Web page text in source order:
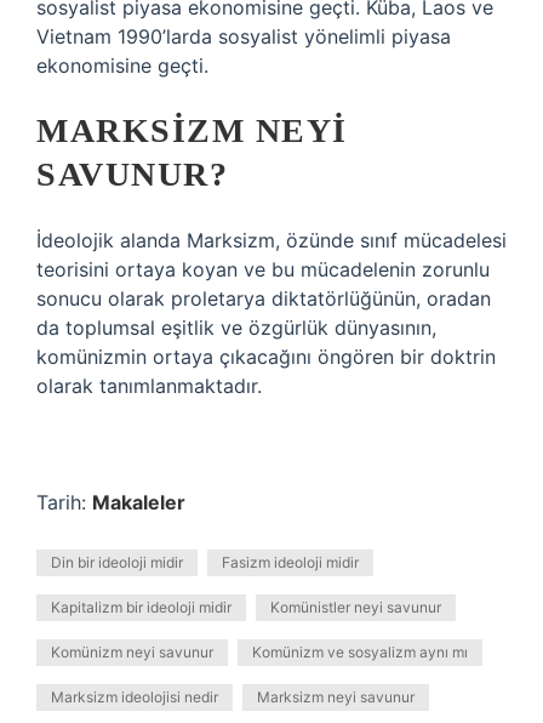
sosyalist piyasa ekonomisine geçti. Küba, Laos ve
Vietnam 1990’larda sosyalist yönelimli piyasa
ekonomisine geçti.
MARKSIZM NEYI
SAVUNUR?
İdeolojik alanda Marksizm, özünde sınıf mücadelesi
teorisini ortaya koyan ve bu mücadelenin zorunlu
sonucu olarak proletarya diktatörlüğünün, oradan
da toplumsal eşitlik ve özgürlük dünyasının,
komünizmin ortaya çıkacağını öngören bir doktrin
olarak tanımlanmaktadır.
Tarih: Makaleler
Din bir ideoloji midir Fasizm ideoloji midir
Kapitalizm bir ideoloji midir Komünistler neyi savunur
Komünizm neyi savunur Komünizm ve sosyalizm aynı mı
Marksizm ideolojisi nedir Marksizm neyi savunur